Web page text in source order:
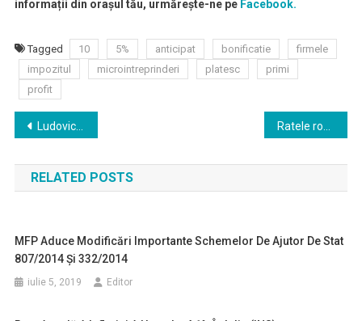
informații din orașul tău, urmărește-ne peFacebook.
Tagged 10 5% anticipat bonificatie
firmele
impozitul
microintreprinderi platesc
primi
profit
Navigare
în
articole
Ludovic Orban: Poveştile că mergem din uşă în uşă să facem teste nu sunt serioase
RELATED POSTS
MFP Aduce Modificări Importante Schemelor De Ajutor De Stat
807/2014 Și 332/2014
iulie 5, 2019 Editor